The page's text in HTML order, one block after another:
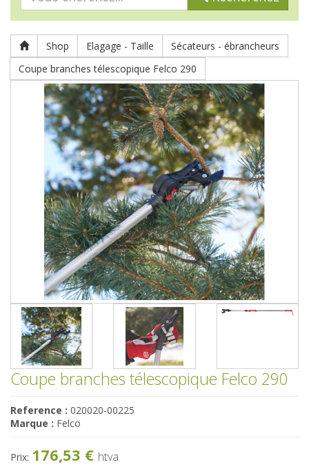
Shop Elagage - Taille
Sécateurs - ébrancheurs
Coupe branches télescopique Felco 290
Coupe branches télescopique Felco 290
Reference : 020020-00225
Marque : Felco
Prix: 176,53 € htva